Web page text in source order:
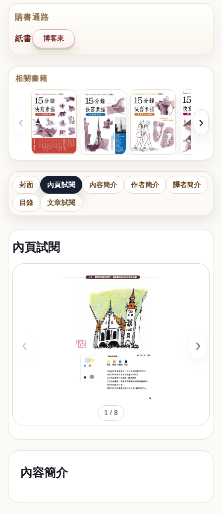
購書通路
紙書 博客來
相關書籍
‹ ›
封面 內頁試閱 內容簡介 作者簡介 譯者簡介
目錄 文章試閱
內頁試閱
‹ ›
1 / 8
內容簡介